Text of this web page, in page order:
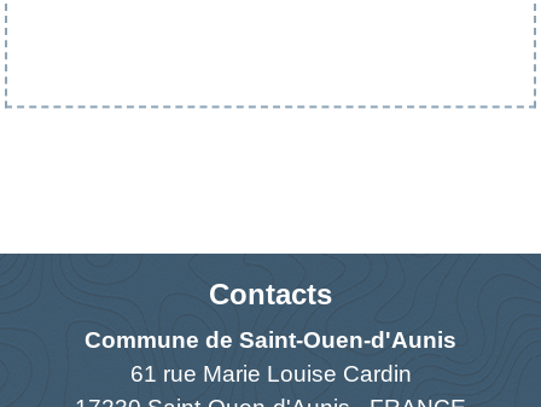
Contacts
Commune de Saint-Ouen-d'Aunis
61 rue Marie Louise Cardin